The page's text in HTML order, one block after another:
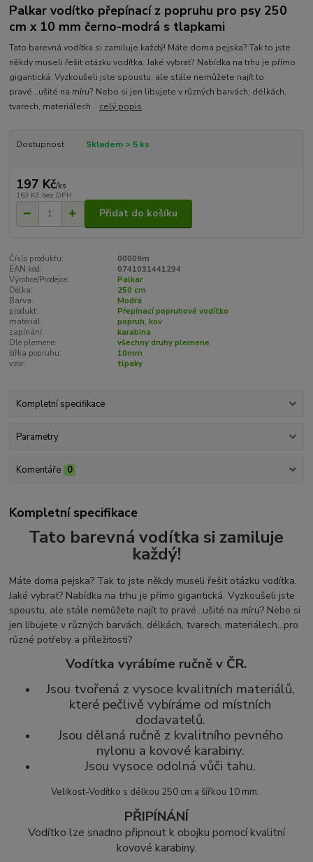
Palkar vodítko přepínací z popruhu pro psy 250
cm x 10 mm černo-modrá s tlapkami
Tato barevná vodítka si zamiluje každý! Máte doma pejska? Tak to jste
někdy museli řešit otázku vodítka. Jaké vybrat? Nabídka na trhu je přímo
gigantická. Vyzkoušeli jste spoustu, ale stále nemůžete najít to
pravé...ušité na míru? Nebo si jen libujete v různých barvách, délkách,
tvarech, materiálech... celý popis
Dostupnost Skladem > 5 ks
197 Kč/ks
163 Kč bez DPH
Přidat do košíku
Číslo produktu:
00009m
EAN kód:
0741031441294
Výrobce/Prodejce:
Palkar
Délka:
250 cm
Barva:
Modrá
produkt:
Přepínací popruhové vodítko
materiál:
popruh, kov
zapínání:
karabina
Dle plemene:
všechny druhy plemene
šířka popruhu:
10mm
vzor:
tlpaky
Kompletní specifikace
Parametry
Komentáře 0
Kompletní specifikace
Tato barevná vodítka si zamiluje
každý!
Máte doma pejska? Tak to jste někdy museli řešit otázku vodítka.
Jaké vybrat? Nabídka na trhu je přímo gigantická. Vyzkoušeli jste
spoustu, ale stále nemůžete najít to pravé...ušité na míru? Nebo si
jen libujete v různých barvách, délkách, tvarech, materiálech...pro
různé potřeby a příležitosti?
Vodítka vyrábíme ručně v ČR.
Jsou tvořená z vysoce kvalitních materiálů,
které pečlivě vybíráme od místních
dodavatelů.
Jsou dělaná ručně z kvalitního pevného
nylonu a kovové karabiny.
Jsou vysoce odolná vůči tahu.
Velikost-Vodítko s délkou 250 cm a šířkou 10 mm.
PŘIPÍNÁNÍ
Vodítko lze snadno připnout k obojku pomocí kvalitní
kovové karabiny.